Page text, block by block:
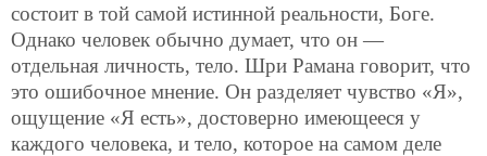
состоит в той самой истинной реальности, Боге.
Однако человек обычно думает, что он —
отдельная личность, тело. Шри Рамана говорит, что
это ошибочное мнение. Он разделяет чувство «Я»,
ощущение «Я есть», достоверно имеющееся у
каждого человека, и тело, которое на самом деле